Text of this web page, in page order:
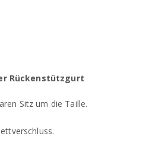
Rückenstützgurt
Sitz um die Taille.